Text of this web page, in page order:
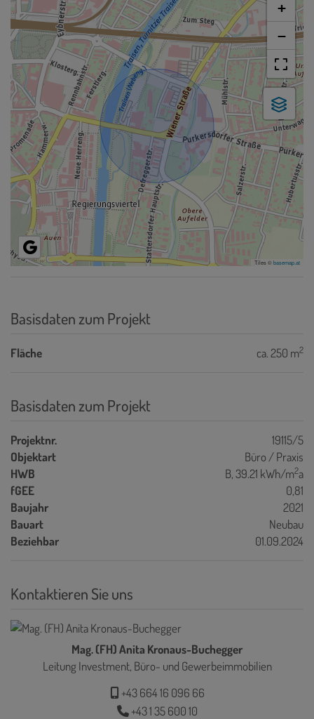
+
−
Tiles ©basemap.at
Basisdaten zum Projekt
Fläche ca. 250 m2
Basisdaten zum Projekt
Projektnr.
19115/5
Objektart
Büro / Praxis
HWB
B, 39.21 kWh/m2a
fGEE
0,81
Baujahr
2021
Bauart
Neubau
Beziehbar
01.09.2024
Kontaktieren Sie uns
Mag. (FH) Anita Kronaus-Buchegger
Leitung Investment, Büro- und Gewerbeimmobilien
+43 664 16 096 66
+43 1 35 600 10